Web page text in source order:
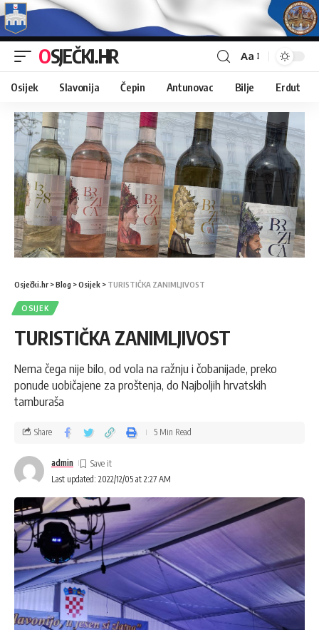
OSJEČKI.HR Aa
Osijek Slavonija Čepin Antunovac Bilje Erdut
Osječki.hr >Blog >Osijek > TURISTIČKA ZANIMLJIVOST
OSIJEK
TURISTIČKA ZANIMLJIVOST
Nema čega nije bilo, od vola na ražnju i čobanijade, preko
ponude uobičajene za proštenja, do Najboljih hrvatskih
tamburaša
Last updated: 2022/12/05 at 2:27 AM
admin
Share 5 Min Read